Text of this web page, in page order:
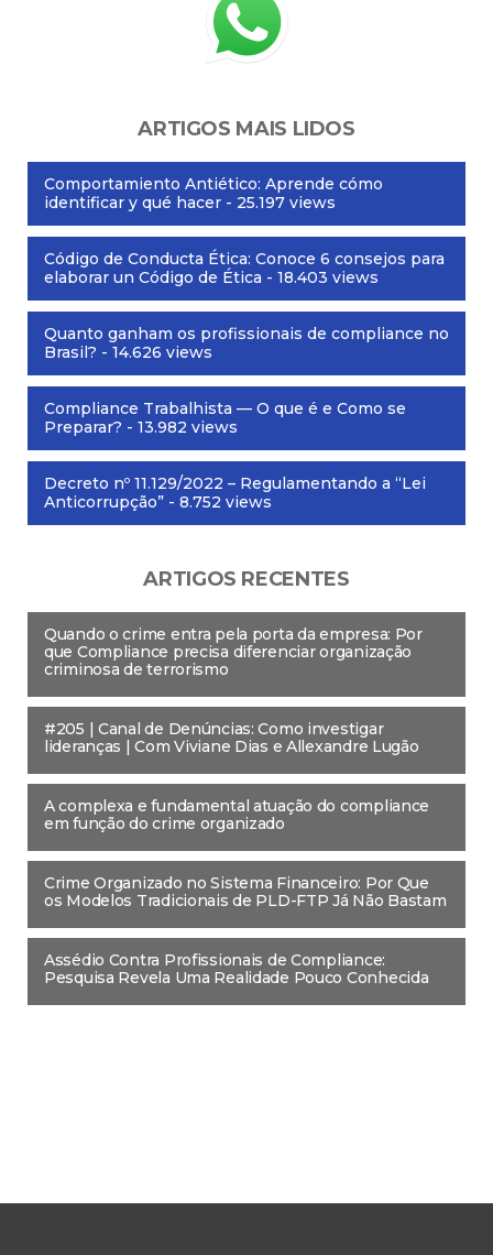
ARTIGOS MAIS LIDOS
Comportamiento Antiético: Aprende cómo
identificar y qué hacer - 25.197 views
Código de Conducta Ética: Conoce 6 consejos para
elaborar un Código de Ética - 18.403 views
Quanto ganham os profissionais de compliance no
Brasil? - 14.626 views
Compliance Trabalhista — O que é e Como se
Preparar? - 13.982 views
Decreto nº 11.129/2022 – Regulamentando a “Lei
Anticorrupção” - 8.752 views
ARTIGOS RECENTES
Quando o crime entra pela porta da empresa: Por
que Compliance precisa diferenciar organização
criminosa de terrorismo
#205 | Canal de Denúncias: Como investigar
lideranças | Com Viviane Dias e Allexandre Lugão
A complexa e fundamental atuação do compliance
em função do crime organizado
Crime Organizado no Sistema Financeiro: Por Que
os Modelos Tradicionais de PLD-FTP Já Não Bastam
Assédio Contra Profissionais de Compliance:
Pesquisa Revela Uma Realidade Pouco Conhecida